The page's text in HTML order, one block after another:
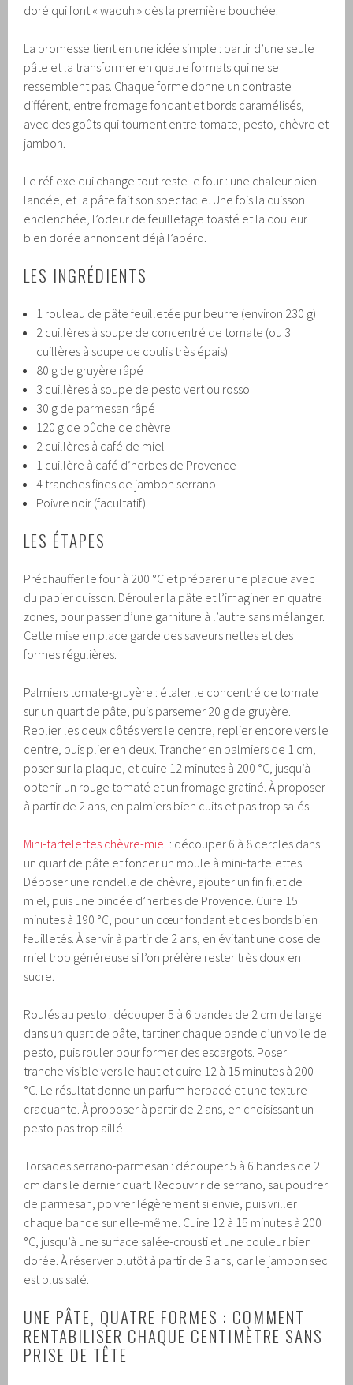
doré qui font « waouh » dès la première bouchée.
La promesse tient en une idée simple : partir d’une seule
pâte et la transformer en quatre formats qui ne se
ressemblent pas. Chaque forme donne un contraste
différent, entre fromage fondant et bords caramélisés,
avec des goûts qui tournent entre tomate, pesto, chèvre et
jambon.
Le réflexe qui change tout reste le four : une chaleur bien
lancée, et la pâte fait son spectacle. Une fois la cuisson
enclenchée, l’odeur de feuilletage toasté et la couleur
bien dorée annoncent déjà l’apéro.
LES INGRÉDIENTS
1 rouleau de pâte feuilletée pur beurre (environ 230 g)
2 cuillères à soupe de concentré de tomate (ou 3
cuillères à soupe de coulis très épais)
80 g de gruyère râpé
3 cuillères à soupe de pesto vert ou rosso
30 g de parmesan râpé
120 g de bûche de chèvre
2 cuillères à café de miel
1 cuillère à café d’herbes de Provence
4 tranches fines de jambon serrano
Poivre noir (facultatif)
LES ÉTAPES
Préchauffer le four à 200 °C et préparer une plaque avec
du papier cuisson. Dérouler la pâte et l’imaginer en quatre
zones, pour passer d’une garniture à l’autre sans mélanger.
Cette mise en place garde des saveurs nettes et des
formes régulières.
Palmiers tomate-gruyère : étaler le concentré de tomate
sur un quart de pâte, puis parsemer 20 g de gruyère.
Replier les deux côtés vers le centre, replier encore vers le
centre, puis plier en deux. Trancher en palmiers de 1 cm,
poser sur la plaque, et cuire 12 minutes à 200 °C, jusqu’à
obtenir un rouge tomaté et un fromage gratiné. À proposer
à partir de 2 ans, en palmiers bien cuits et pas trop salés.
Mini-tartelettes chèvre-miel : découper 6 à 8 cercles dans
un quart de pâte et foncer un moule à mini-tartelettes.
Déposer une rondelle de chèvre, ajouter un fin filet de
miel, puis une pincée d’herbes de Provence. Cuire 15
minutes à 190 °C, pour un cœur fondant et des bords bien
feuilletés. À servir à partir de 2 ans, en évitant une dose de
miel trop généreuse si l’on préfère rester très doux en
sucre.
Roulés au pesto : découper 5 à 6 bandes de 2 cm de large
dans un quart de pâte, tartiner chaque bande d’un voile de
pesto, puis rouler pour former des escargots. Poser
tranche visible vers le haut et cuire 12 à 15 minutes à 200
°C. Le résultat donne un parfum herbacé et une texture
craquante. À proposer à partir de 2 ans, en choisissant un
pesto pas trop aillé.
Torsades serrano-parmesan : découper 5 à 6 bandes de 2
cm dans le dernier quart. Recouvrir de serrano, saupoudrer
de parmesan, poivrer légèrement si envie, puis vriller
chaque bande sur elle-même. Cuire 12 à 15 minutes à 200
°C, jusqu’à une surface salée-crousti et une couleur bien
dorée. À réserver plutôt à partir de 3 ans, car le jambon sec
est plus salé.
UNE PÂTE, QUATRE FORMES : COMMENT
RENTABILISER CHAQUE CENTIMÈTRE SANS
PRISE DE TÊTE